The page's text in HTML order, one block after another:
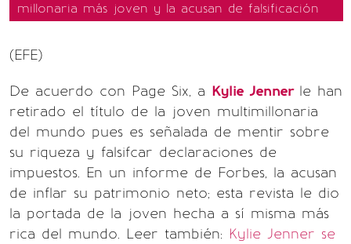
millonaria más joven y la acusan de falsificación
(EFE)
De acuerdo con Page Six, a Kylie Jenner le han
retirado el título de la joven multimillonaria
del mundo pues es señalada de mentir sobre
su riqueza y falsifcar declaraciones de
impuestos. En un informe de Forbes, la acusan
de inflar su patrimonio neto; esta revista le dio
la portada de la joven hecha a sí misma más
rica del mundo. Leer también: Kylie Jenner se